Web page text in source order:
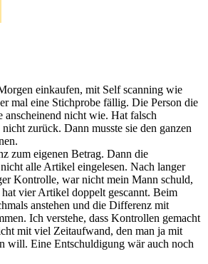
einkaufen, mit Self scanning wie
mal eine Stichprobe fällig. Die Person die
anscheinend nicht wie. Hat falsch
zurück. Dann musste sie den ganzen
zum eigenen Betrag. Dann die
alle Artikel eingelesen. Nach langer
Kontrolle, war nicht mein Mann schuld,
vier Artikel doppelt gescannt. Beim
anstehen und die Differenz mit
Ich verstehe, dass Kontrollen gemacht
mit viel Zeitaufwand, den man ja mit
will. Eine Entschuldigung wär auch noch